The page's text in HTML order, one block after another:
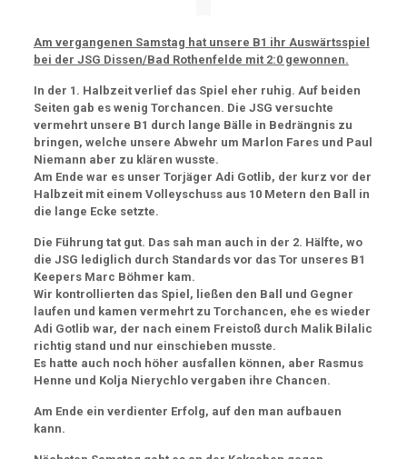
Am vergangenen Samstag hat unsere B1 ihr Auswärtsspiel
bei der JSG Dissen/Bad Rothenfelde mit 2:0 gewonnen.
In der 1. Halbzeit verlief das Spiel eher ruhig. Auf beiden
Seiten gab es wenig Torchancen. Die JSG versuchte
vermehrt unsere B1 durch lange Bälle in Bedrängnis zu
bringen, welche unsere Abwehr um Marlon Fares und Paul
Niemann aber zu klären wusste.
Am Ende war es unser Torjäger Adi Gotlib, der kurz vor der
Halbzeit mit einem Volleyschuss aus 10 Metern den Ball in
die lange Ecke setzte.
Die Führung tat gut. Das sah man auch in der 2. Hälfte, wo
die JSG lediglich durch Standards vor das Tor unseres B1
Keepers Marc Böhmer kam.
Wir kontrollierten das Spiel, ließen den Ball und Gegner
laufen und kamen vermehrt zu Torchancen, ehe es wieder
Adi Gotlib war, der nach einem Freistoß durch Malik Bilalic
richtig stand und nur einschieben musste.
Es hatte auch noch höher ausfallen können, aber Rasmus
Henne und Kolja Nierychlo vergaben ihre Chancen.
Am Ende ein verdienter Erfolg, auf den man aufbauen
kann.